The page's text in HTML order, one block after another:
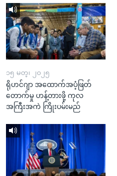
ကျော်
ရန်
၁၅ မတ္၊ ၂၀၂၅
ရိုဟင်ဂျာ အထောက်အပံ့ဖြတ်
တောက်မှု ဟန့်တားဖို့ ကုလ
အကြီးအကဲ ကြိုးပမ်းမည်